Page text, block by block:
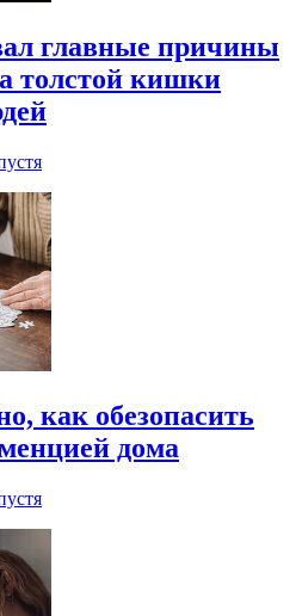
главные причины
толстой кишки
как обезопасить
дома